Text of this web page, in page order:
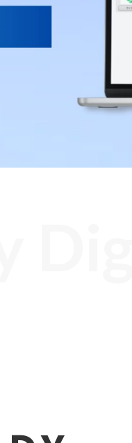
ネットワークデー